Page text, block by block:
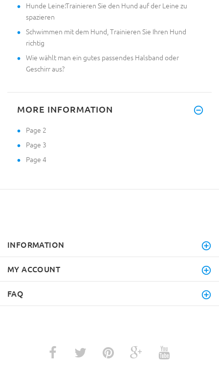
Hunde Leine:Trainieren Sie den Hund auf der Leine zu
spazieren
Schwimmen mit dem Hund, Trainieren Sie Ihren Hund
richtig
Wie wählt man ein gutes passendes Halsband oder
Geschirr aus?
MORE INFORMATION
Page 2
Page 3
Page 4
INFORMATION
MY ACCOUNT
FAQ